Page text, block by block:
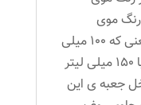
موی
اسکالیم 1 به 1.5 است به این معنی که 100 میلی
لیتر رنگ مو (معادل یک تیوب) با 150 میلی لیتر
جعبه ی این